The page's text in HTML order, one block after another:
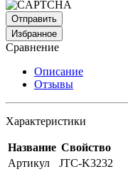
Избранное
Сравнение
Описание
Отзывы
Характеристики
Название Свойство
Артикул
JTC-K3232